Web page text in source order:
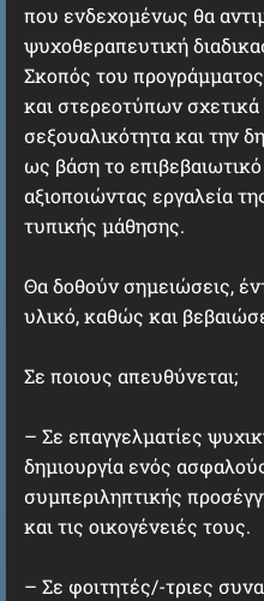
που ενδεχομένως θα
ψυχοθεραπευτική
Σκοπός του
και στερεοτύπων
σεξουαλικότητα και την
ως βάση το
αξιοποιώντας εργαλεία
τυπικής μάθησης.
Θα δοθούν σημειώσεις,
υλικό, καθώς και
Σε ποιους απευθύνεται;
– Σε επαγγελματίες
δημιουργία ενός
συμπεριληπτικής
και τις οικογένειές τους.
– Σε φοιτητές/-τριες